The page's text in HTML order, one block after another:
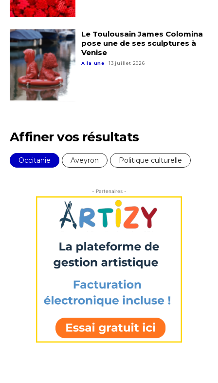
Statut / Organisation
J'accepte lestermes et conditions
* Champ obligatoire
Nom
Prénom
Statut / Organisation
Le Toulousain James Colomina
pose une de ses sculptures à
Venise
A la une 13 juillet 2026
Affiner vos résultats
Occitanie Aveyron Politique culturelle
- Partenaires -